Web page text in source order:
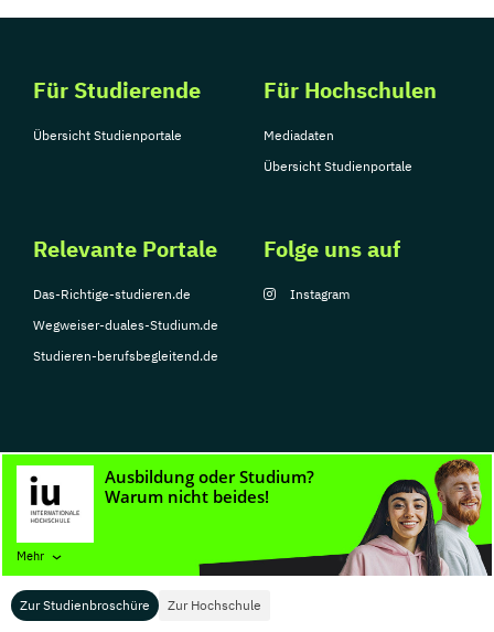
Zur Studienbroschüre Zur Hochschule
Mehr
Für Studierende
Übersicht Studienportale
Für Hochschulen
Mediadaten
Übersicht Studienportale
Relevante Portale
Das-Richtige-studieren.de
Wegweiser-duales-Studium.de
Studieren-berufsbegleitend.de
Folge uns auf
Instagram
© Copyright 2026, TarGroup Media GmbH
Nutzungsbedingungen